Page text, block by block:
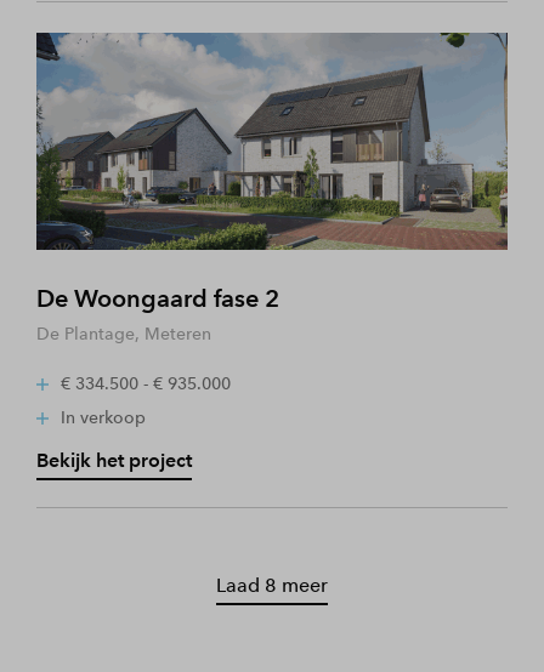
De Woongaard fase 2
De Plantage, Meteren
€ 334.500 - € 935.000
In verkoop
Bekijk het project
Laad 8 meer